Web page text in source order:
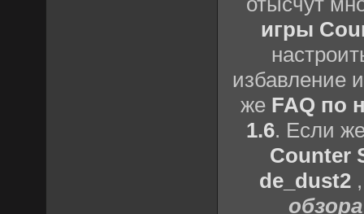
игры
избавление
же FAQ по
1.6. Если
Counter
de_dust2